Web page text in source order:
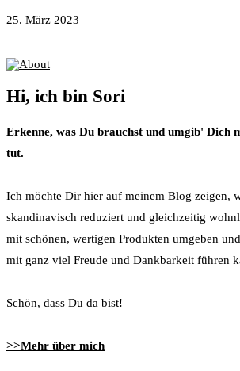
25. März 2023
Hi, ich bin Sori
Erkenne, was Du brauchst und umgib' Dich
tut.
Ich möchte Dir hier auf meinem Blog zeigen,
skandinavisch reduziert und gleichzeitig
mit schönen, wertigen Produkten umgeben
mit ganz viel Freude und Dankbarkeit führen
Schön, dass Du da bist!
>>Mehr über mich